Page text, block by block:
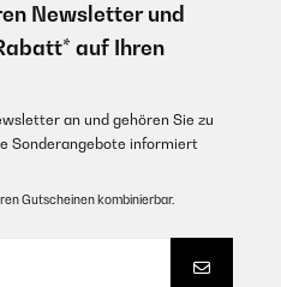
Newsletter und
auf Ihren
an und gehören Sie zu
Sonderangebote informiert
Gutscheinen kombinierbar.